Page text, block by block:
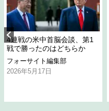
4連戦の米中首脳会談、第1
戦で勝ったのはどちらか
フォーサイト編集部
2026年5月17日